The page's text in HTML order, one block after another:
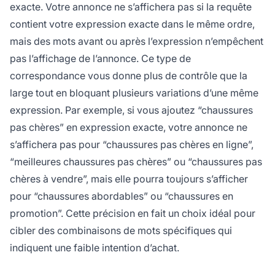
exacte. Votre annonce ne s’affichera pas si la requête
contient votre expression exacte dans le même ordre,
mais des mots avant ou après l’expression n’empêchent
pas l’affichage de l’annonce. Ce type de
correspondance vous donne plus de contrôle que la
large tout en bloquant plusieurs variations d’une même
expression. Par exemple, si vous ajoutez “chaussures
pas chères” en expression exacte, votre annonce ne
s’affichera pas pour “chaussures pas chères en ligne”,
“meilleures chaussures pas chères” ou “chaussures pas
chères à vendre”, mais elle pourra toujours s’afficher
pour “chaussures abordables” ou “chaussures en
promotion”. Cette précision en fait un choix idéal pour
cibler des combinaisons de mots spécifiques qui
indiquent une faible intention d’achat.